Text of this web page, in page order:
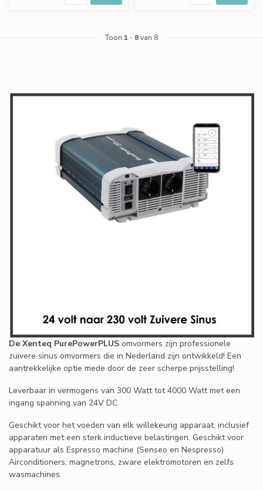
Toon 1 - 8van 8
De Xenteq PurePowerPLUS omvormers zijn professionele
zuivere sinus omvormers die in Nederland zijn ontwikkeld! Een
aantrekkelijke optie mede door de zeer scherpe prijsstelling!
Leverbaar in vermogens van 300 Watt tot 4000 Watt met een
ingang spanning van 24V DC
Geschikt voor het voeden van elk willekeurig apparaat, inclusief
apparaten met een sterk inductieve belastingen. Geschikt voor
apparatuur als Espresso machine (Senseo en Nespresso)
Airconditioners, magnetrons, zware elektromotoren en zelfs
wasmachines.